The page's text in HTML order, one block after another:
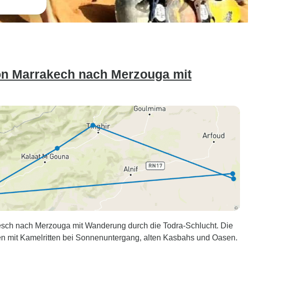
Marrakech nach Merzouga mit
nach Merzouga mit Wanderung durch die Todra-Schlucht. Die
mit Kamelritten bei Sonnenuntergang, alten Kasbahs und Oasen.